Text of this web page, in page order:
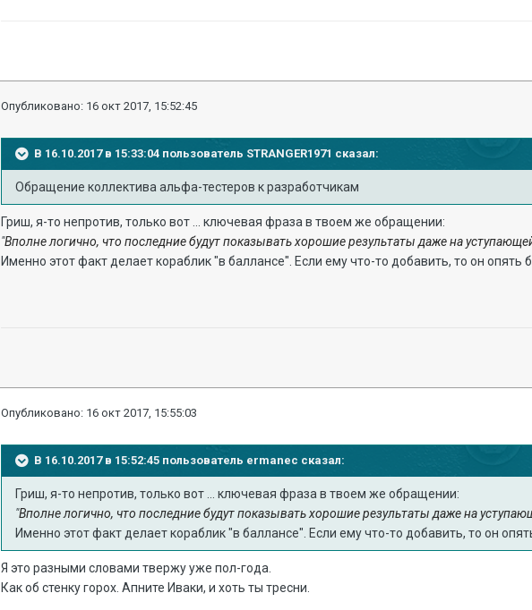
Опубликовано: 16 окт 2017, 15:52:45
В 16.10.2017 в 15:33:04 пользователь STRANGER1971 сказал:
Обращение коллектива альфа-тестеров к разработчикам
Гриш, я-то непротив, только вот ... ключевая фраза в твоем же обращении:
"Вполне логично, что последние будут показывать хорошие результаты даже на
Именно этот факт делает кораблик "в баллансе". Если ему что-то добавить, то он опять
Опубликовано: 16 окт 2017, 15:55:03
В 16.10.2017 в 15:52:45 пользователь ermanec сказал:
Гриш, я-то непротив, только вот ... ключевая фраза в твоем же обращении:
"Вполне логично, что последние будут показывать хорошие результаты даже на
Именно этот факт делает кораблик "в баллансе". Если ему что-то добавить, то он
Я это разными словами твержу уже пол-года.
Как об стенку горох. Апните Иваки, и хоть ты тресни.